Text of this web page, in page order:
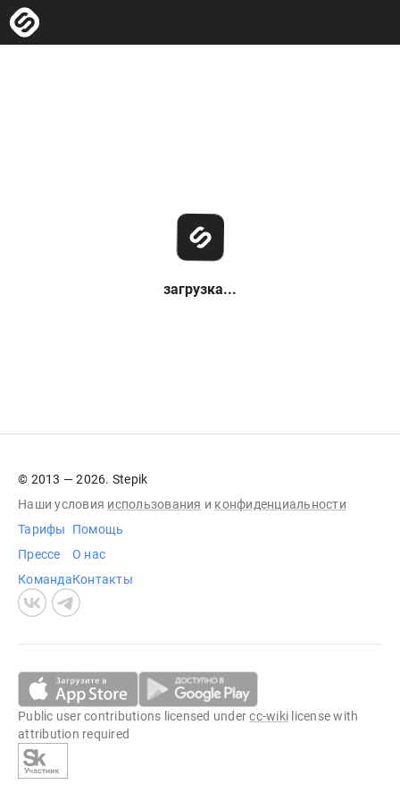
загрузка...
© 2013 — 2026. Stepik
Наши условия использования и конфиденциальности
Тарифы
Прессе
Команда
Помощь
О нас
Контакты
Public user contributions licensed undercc-wiki license with
attribution required